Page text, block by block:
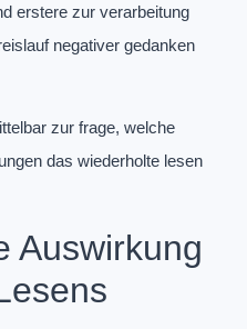
erstere zur verarbeitung
negativer gedanken
zur frage, welche
das wiederholte lesen
Auswirkung